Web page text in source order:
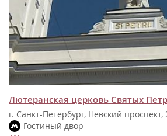
Лютеранская церковь Святых
г. Санкт-Петербург, Невский проспект,
Гостиный двор